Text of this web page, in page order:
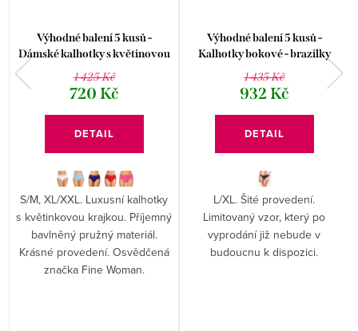
Výhodné balení 5 kusů -
Dámské kalhotky s květinovou
krajkou 9060
1 425 Kč
720 Kč
DETAIL
S/M, XL/XXL. Luxusní kalhotky
s květinkovou krajkou. Příjemný
bavlněný pružný materiál.
Krásné provedení. Osvědčená
značka Fine Woman.
Výhodné balení 5 kusů -
Kalhotky bokové - brazilky
Disco 17 16174P
1 435 Kč
932 Kč
DETAIL
L/XL. Šité provedení.
Limitovaný vzor, který po
vyprodání již nebude v
budoucnu k dispozici.